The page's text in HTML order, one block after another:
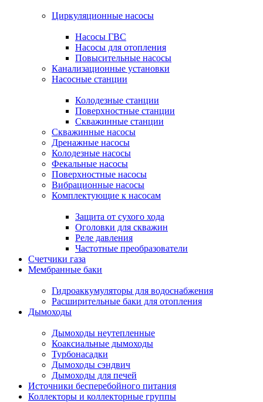
Циркуляционные насосы
Насосы ГВС
Насосы для отопления
Повысительные насосы
Канализационные установки
Насосные станции
Колодезные станции
Поверхностные станции
Скважинные станции
Скважинные насосы
Дренажные насосы
Колодезные насосы
Фекальные насосы
Поверхностные насосы
Вибрационные насосы
Комплектующие к насосам
Защита от сухого хода
Оголовки для скважин
Реле давления
Частотные преобразователи
Счетчики газа
Мембранные баки
Гидроаккумуляторы для водоснабжения
Расширительные баки для отопления
Дымоходы
Дымоходы неутепленные
Коаксиальные дымоходы
Турбонасадки
Дымоходы сэндвич
Дымоходы для печей
Источники бесперебойного питания
Коллекторы и коллекторные группы